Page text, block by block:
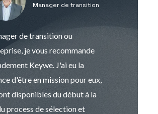
Manager de transition
de transition ou
je vous recommande
Keywe. J'ai eu la
d'être en mission pour eux,
disponibles du début à la
process de sélection et